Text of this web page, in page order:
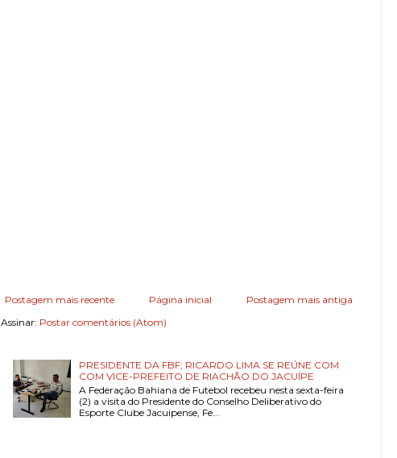
Postagem mais recente Postagem mais antiga
Página inicial
Assinar: Postar comentários (Atom)
PRESIDENTE DA FBF; RICARDO LIMA SE REÚNE COM
COM VICE-PREFEITO DE RIACHÃO DO JACUÍPE
A Federação Bahiana de Futebol recebeu nesta sexta-feira
(2) a visita do Presidente do Conselho Deliberativo do
Esporte Clube Jacuipense, Fe...